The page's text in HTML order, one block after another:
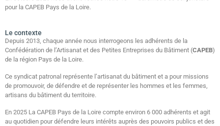
pour la CAPEB Pays de la Loire.
Le contexte
Depuis 2013, chaque année nous interrogeons les adhérents de la
Confédération de l’Artisanat et des Petites Entreprises du Bâtiment (CAPEB)
de la région Pays de la Loire.
Ce syndicat patronal représente l’artisanat du bâtiment et a pour missions
de promouvoir, de défendre et de représenter les hommes et les femmes,
artisans du bâtiment du territoire.
En 2025 La CAPEB Pays de la Loire compte environ 6 000 adhérents et agit
au quotidien pour défendre leurs intérêts auprès des pouvoirs publics et des